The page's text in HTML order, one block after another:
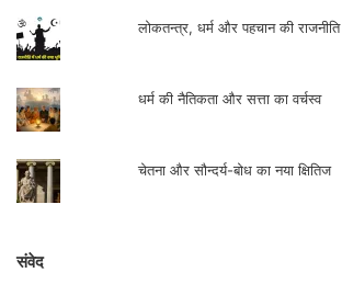
लोकतन्त्र, धर्म और पहचान की राजनीति
धर्म की नैतिकता और सत्ता का वर्चस्व
चेतना और सौन्दर्य-बोध का नया क्षितिज
संवेद